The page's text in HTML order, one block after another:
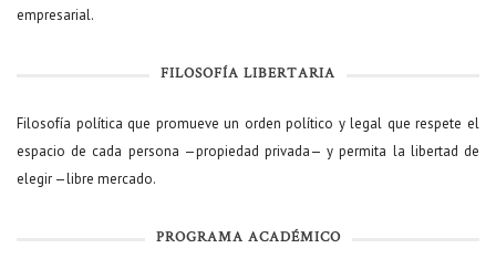
empresarial.
FILOSOFÍA LIBERTARIA
Filosofía política que promueve un orden político y legal que respete el
espacio de cada persona —propiedad privada— y permita la libertad de
elegir —libre mercado.
PROGRAMA ACADÉMICO